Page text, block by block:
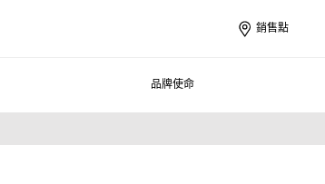
銷售點
品牌使命